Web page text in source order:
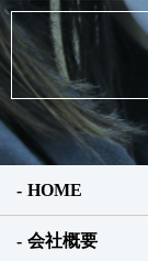
HOME
会社概要